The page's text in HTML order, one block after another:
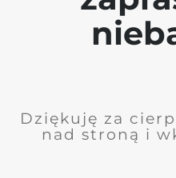
Dziękuję za
nad stroną i